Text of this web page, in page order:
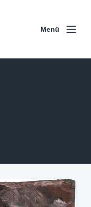
Menü